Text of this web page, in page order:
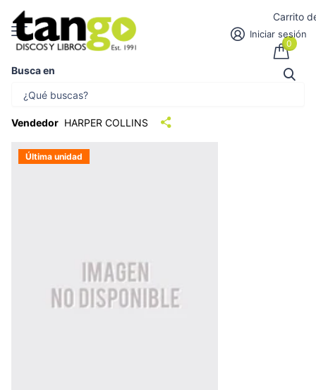
Busca en
Iniciar sesión
Carrito
0
THE CAT WHO SAVED BOOKS | SOSUKE
NATSUKAWA
Vendedor HARPER COLLINS
Última unidad